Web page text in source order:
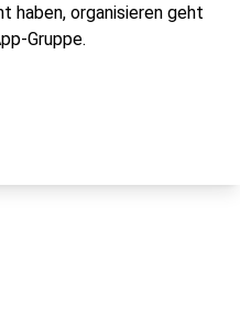
haben, organisieren geht
Gruppe.